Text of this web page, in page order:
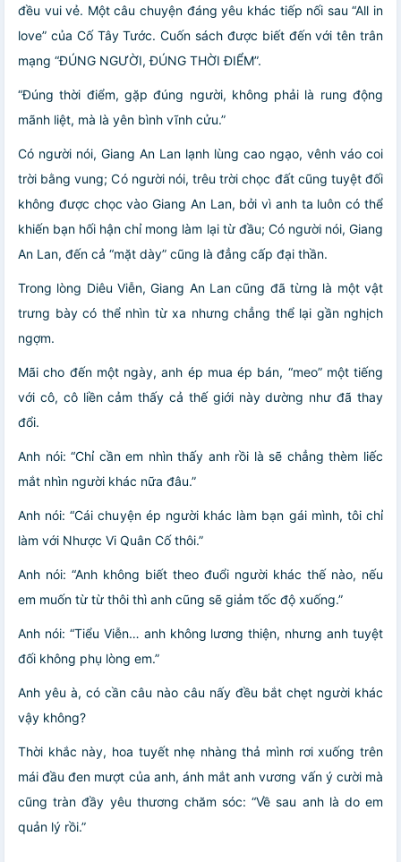
đều vui vẻ. Một câu chuyện đáng yêu khác tiếp nối sau “All in
love” của Cố Tây Tước. Cuốn sách được biết đến với tên trân
mạng “ĐÚNG NGƯỜI, ĐÚNG THỜI ĐIỂM”.
“Đúng thời điểm, gặp đúng người, không phải là rung động
mãnh liệt, mà là yên bình vĩnh cửu.”
Có người nói, Giang An Lan lạnh lùng cao ngạo, vênh váo coi
trời bằng vung; Có người nói, trêu trời chọc đất cũng tuyệt đối
không được chọc vào Giang An Lan, bởi vì anh ta luôn có thể
khiến bạn hối hận chỉ mong làm lại từ đầu; Có người nói, Giang
An Lan, đến cả “mặt dày” cũng là đẳng cấp đại thần.
Trong lòng Diêu Viễn, Giang An Lan cũng đã từng là một vật
trưng bày có thể nhìn từ xa nhưng chẳng thể lại gần nghịch
ngợm.
Mãi cho đến một ngày, anh ép mua ép bán, “meo” một tiếng
với cô, cô liền cảm thấy cả thế giới này dường như đã thay
đổi.
Anh nói: “Chỉ cần em nhìn thấy anh rồi là sẽ chẳng thèm liếc
mắt nhìn người khác nữa đâu.”
Anh nói: “Cái chuyện ép người khác làm bạn gái mình, tôi chỉ
làm với Nhược Vi Quân Cố thôi.”
Anh nói: “Anh không biết theo đuổi người khác thế nào, nếu
em muốn từ từ thôi thì anh cũng sẽ giảm tốc độ xuống.”
Anh nói: “Tiểu Viễn… anh không lương thiện, nhưng anh tuyệt
đối không phụ lòng em.”
Anh yêu à, có cần câu nào câu nấy đều bắt chẹt người khác
vậy không?
Thời khắc này, hoa tuyết nhẹ nhàng thả mình rơi xuống trên
mái đầu đen mượt của anh, ánh mắt anh vương vấn ý cười mà
cũng tràn đầy yêu thương chăm sóc: “Về sau anh là do em
quản lý rồi.”